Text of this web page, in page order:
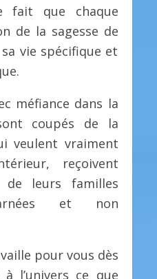
fait que chaque
de la sagesse de
vie spécifique et
méfiance dans la
coupés de la
veulent vraiment
reçoivent
de leurs familles
et non
pour vous dès
l’univers ce que